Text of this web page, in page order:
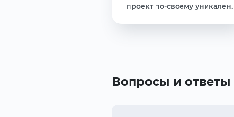
проект по-своему уникален.
Вопросы и ответы